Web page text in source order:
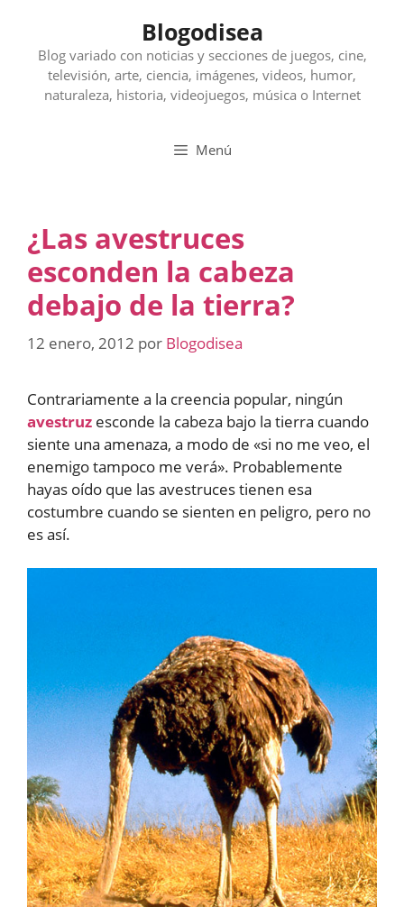
contenido
Blogodisea
Blog variado con noticias y secciones de juegos, cine,
televisión, arte, ciencia, imágenes, videos, humor,
naturaleza, historia, videojuegos, música o Internet
Menú
¿Las avestruces
esconden la cabeza
debajo de la tierra?
12 enero, 2012 por Blogodisea
Contrariamente a la creencia popular, ningún
avestruz esconde la cabeza bajo la tierra cuando
siente una amenaza, a modo de «si no me veo, el
enemigo tampoco me verá». Probablemente
hayas oído que las avestruces tienen esa
costumbre cuando se sienten en peligro, pero no
es así.